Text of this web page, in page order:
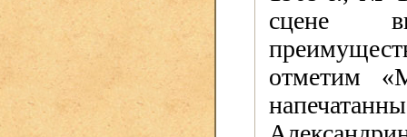
сцене
отметим